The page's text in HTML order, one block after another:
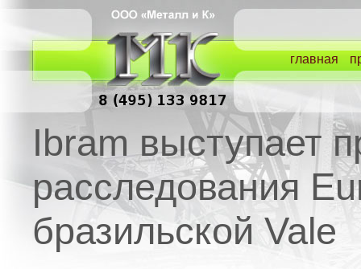
главная
Ibram выступает
расследования
бразильской Vale